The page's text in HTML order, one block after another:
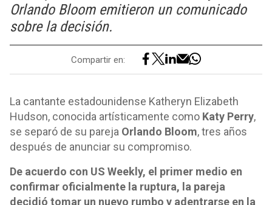
Orlando Bloom emitieron un comunicado
sobre la decisión.
Compartir en:
La cantante estadounidense Katheryn Elizabeth
Hudson, conocida artísticamente como Katy Perry,
se separó de su pareja Orlando Bloom, tres años
después de anunciar su compromiso.
De acuerdo con US Weekly, el primer medio en
confirmar oficialmente la ruptura, la pareja
decidió tomar un nuevo rumbo y adentrarse en la